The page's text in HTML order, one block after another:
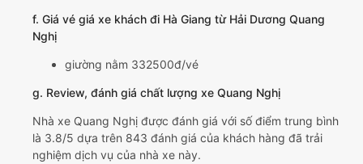
f. Giá vé giá xe khách đi Hà Giang từ Hải Dương Quang
Nghị
giường nằm 332500đ/vé
g. Review, đánh giá chất lượng xe Quang Nghị
Nhà xe Quang Nghị được đánh giá với số điểm trung bình
là 3.8/5 dựa trên 843 đánh giá của khách hàng đã trải
nghiệm dịch vụ của nhà xe này.